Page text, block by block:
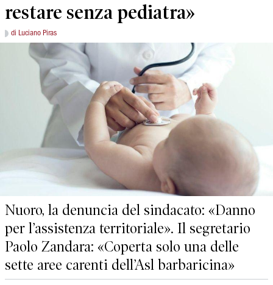
restare senza pediatra»
di Luciano Piras
Nuoro, la denuncia del sindacato: «Danno
per l’assistenza territoriale». Il segretario
Paolo Zandara: «Coperta solo una delle
sette aree carenti dell’Asl barbaricina»